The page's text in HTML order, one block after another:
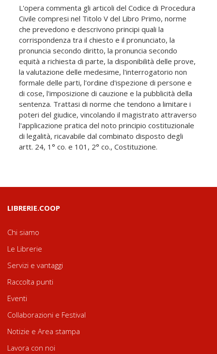
L'opera commenta gli articoli del Codice di Procedura
Civile compresi nel Titolo V del Libro Primo, norme
che prevedono e descrivono principi quali la
corrispondenza tra il chiesto e il pronunciato, la
pronuncia secondo diritto, la pronuncia secondo
equità a richiesta di parte, la disponibilità delle prove,
la valutazione delle medesime, l'interrogatorio non
formale delle parti, l'ordine d'ispezione di persone e
di cose, l'imposizione di cauzione e la pubblicità della
sentenza. Trattasi di norme che tendono a limitare i
poteri del giudice, vincolando il magistrato attraverso
l'applicazione pratica del noto principio costituzionale
di legalità, ricavabile dal combinato disposto degli
artt. 24, 1° co. e 101, 2° co., Costituzione.
LIBRERIE.COOP
Chi siamo
Le Librerie
Servizi e vantaggi
Raccolta punti
Eventi
Collaborazioni e Festival
Notizie e Area stampa
Lavora con noi